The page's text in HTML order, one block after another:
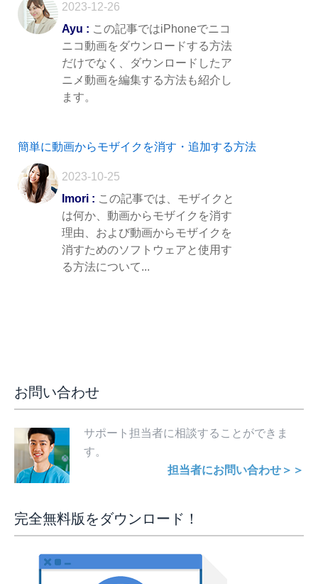
2023-12-26
Ayu : この記事ではiPhoneでニコ
ニコ動画をダウンロードする方法
だけでなく、ダウンロードしたア
ニメ動画を編集する方法も紹介し
ます。
簡単に動画からモザイクを消す・追加する方法
2023-10-25
Imori : この記事では、モザイクと
は何か、動画からモザイクを消す
理由、および動画からモザイクを
消すためのソフトウェアと使用す
る方法について...
お問い合わせ
サポート担当者に相談することができま
す。
担当者にお問い合わせ＞＞
完全無料版をダウンロード！